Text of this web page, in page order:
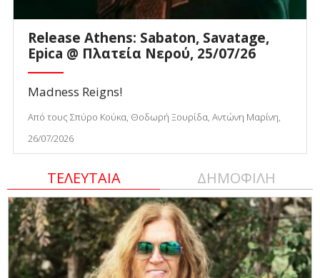
Release Athens: Sabaton, Savatage,
Epica @ Πλατεία Νερού, 25/07/26
Madness Reigns!
Από τους Σπύρο Κούκα, Θοδωρή Ξουρίδα, Αντώνη Μαρίνη,
26/07/2026
ΤΕΛΕΥΤΑΙΑ ΔΗΜΟΦΙΛΗ